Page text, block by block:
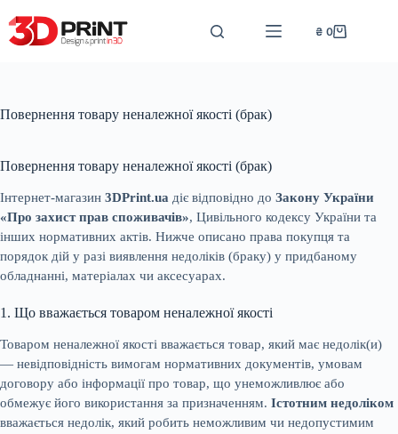
до
вмісту
Кошик
₴ 0
Повернення товару неналежної якості (брак)
Повернення товару неналежної якості (брак)
Інтернет-магазин 3DPrint.ua діє відповідно до Закону України
«Про захист прав споживачів», Цивільного кодексу України та
інших нормативних актів. Нижче описано права покупця та
порядок дій у разі виявлення недоліків (браку) у придбаному
обладнанні, матеріалах чи аксесуарах.
1. Що вважається товаром неналежної якості
Товаром неналежної якості вважається товар, який має недолік(и)
— невідповідність вимогам нормативних документів, умовам
договору або інформації про товар, що унеможливлює або
обмежує його використання за призначенням. Істотним недоліком
вважається недолік, який робить неможливим чи недопустимим